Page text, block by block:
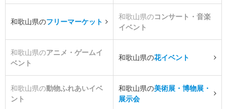
和歌山県のフリーマーケット
和歌山県のコンサート・音楽
イベント
和歌山県のアニメ・ゲームイ
ベント
和歌山県の花イベント
和歌山県の動物ふれあいイベ
ント
和歌山県の美術展・博物展・
展示会